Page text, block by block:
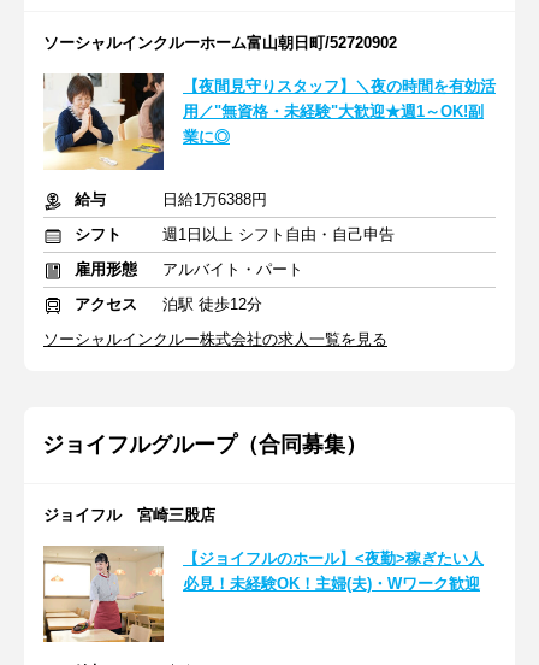
ソーシャルインクルーホーム富山朝日町/52720902
【夜間見守りスタッフ】＼夜の時間を有効活
用／"無資格・未経験"大歓迎★週1～OK!副
業に◎
給与
日給1万6388円
シフト
週1日以上 シフト自由・自己申告
雇用形態
アルバイト・パート
アクセス
泊駅 徒歩12分
ソーシャルインクルー株式会社の求人一覧を見る
ジョイフルグループ（合同募集）
ジョイフル 宮崎三股店
【ジョイフルのホール】<夜勤>稼ぎたい人
必見！未経験OK！主婦(夫)・Wワーク歓迎